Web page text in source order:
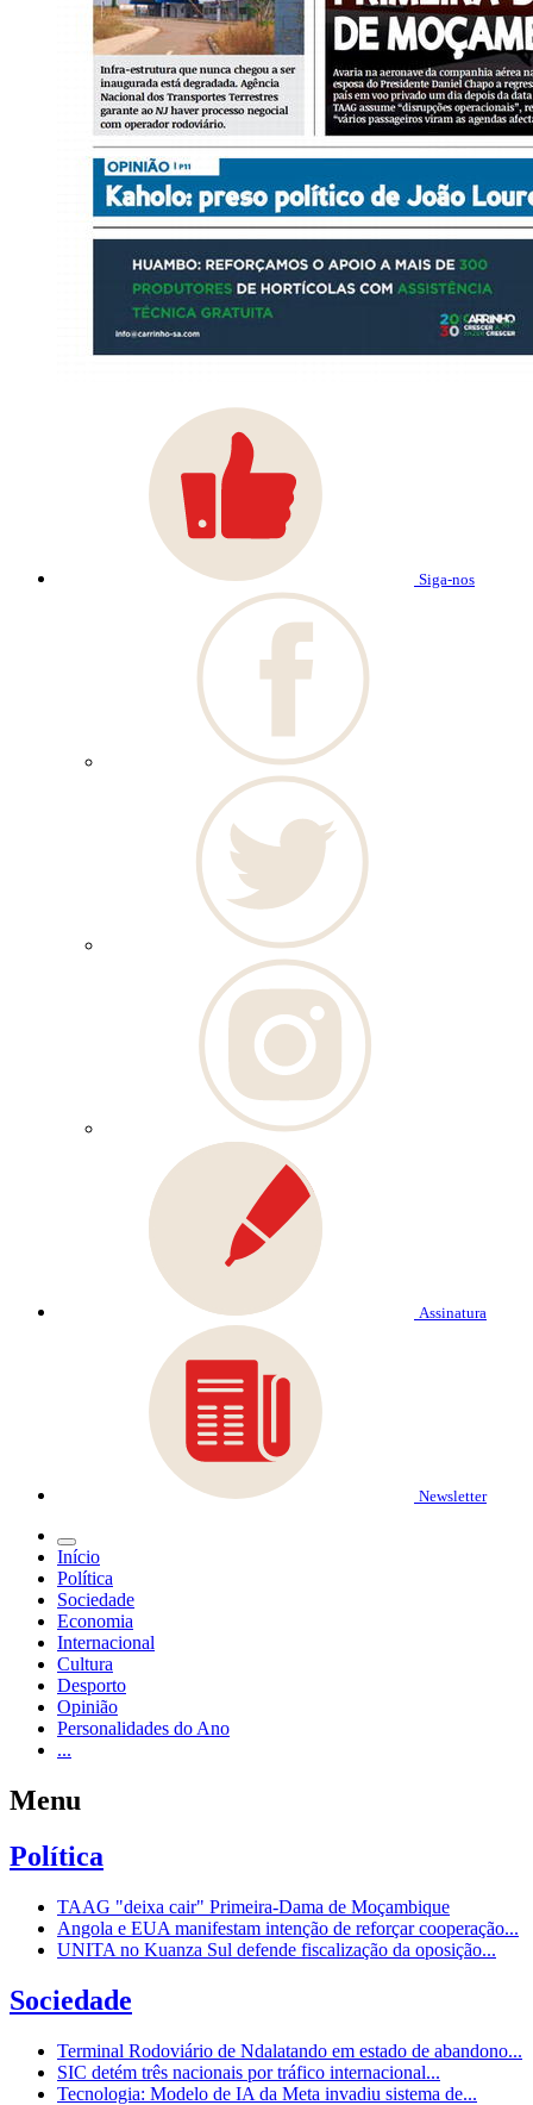
Siga-nos
Assinatura
Newsletter
Início
Política
Sociedade
Economia
Internacional
Cultura
Desporto
Opinião
Personalidades do Ano
...
Menu
Política
TAAG "deixa cair" Primeira-Dama de Moçambique
Angola e EUA manifestam intenção de reforçar cooperação...
UNITA no Kuanza Sul defende fiscalização da oposição...
Sociedade
Terminal Rodoviário de Ndalatando em estado de abandono...
SIC detém três nacionais por tráfico internacional...
Tecnologia: Modelo de IA da Meta invadiu sistema de...